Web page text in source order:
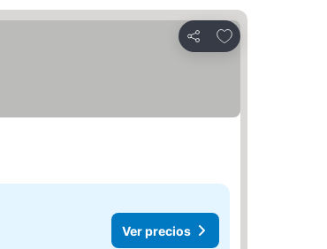
Compartir
Añadir a favoritos
Ver precios